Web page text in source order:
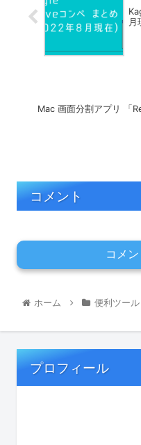
月
Mac 画面分割アプリ 「
コメント
コメ
ホーム 便利ツール
プロフィール